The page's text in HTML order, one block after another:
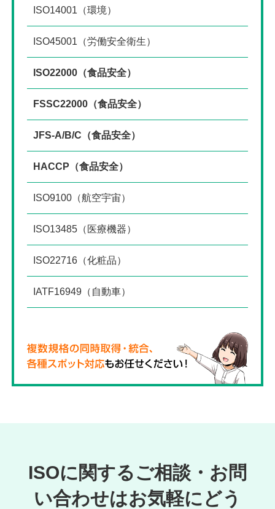
ISO14001（環境）
ISO45001（労働安全衛生）
ISO22000（食品安全）
FSSC22000（食品安全）
JFS-A/B/C（食品安全）
HACCP（食品安全）
ISO9100（航空宇宙）
ISO13485（医療機器）
ISO22716（化粧品）
IATF16949（自動車）
ISOに関するご相談・お問
い合わせはお気軽にどう